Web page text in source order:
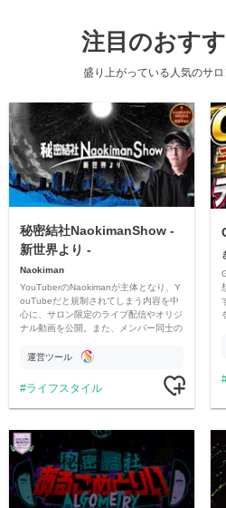
注目のおす
盛り上がっている人気のサロ
秘密結社NaokimanShow -
新世界より -
Naokiman
YouTuberのNaokimanが主体となり、Y
ouTubeだと規制されてしまう内容を中
心に、サロン限定のライブ配信やオリジ
ナル動画を公開。また、メンバー同士の
ただいています。
運営ツール
ライフスタイル